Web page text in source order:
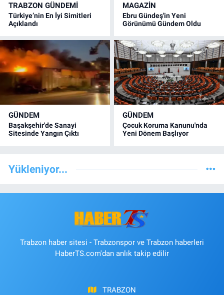
TRABZON GÜNDEMİ
Türkiye’nin En İyi Simitleri
Açıklandı
MAGAZİN
Ebru Gündeş'in Yeni
Görünümü Gündem Oldu
GÜNDEM
Başakşehir'de Sanayi
Sitesinde Yangın Çıktı
GÜNDEM
Çocuk Koruma Kanunu'nda
Yeni Dönem Başlıyor
Yükleniyor...
Trabzon haber sitesi - Trabzonspor ve Trabzon haberleri
HaberTS.com'dan anlık takip edilir
TRABZON